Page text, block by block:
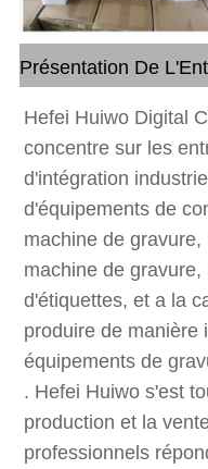
Présentation De
Hefei Huiwo Digital
concentre sur les
d'intégration
d'équipements de
machine de
machine de
d'étiquettes, et a la
produire de manière
équipements de
. Hefei Huiwo s'est
production et la
professionnels